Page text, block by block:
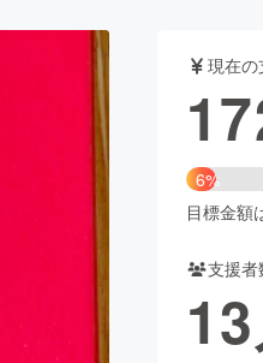
舞台・パフォーマンス
フード・飲食店
ビューティー・ヘルスケ
現在
6%
目標金額
支援者
13